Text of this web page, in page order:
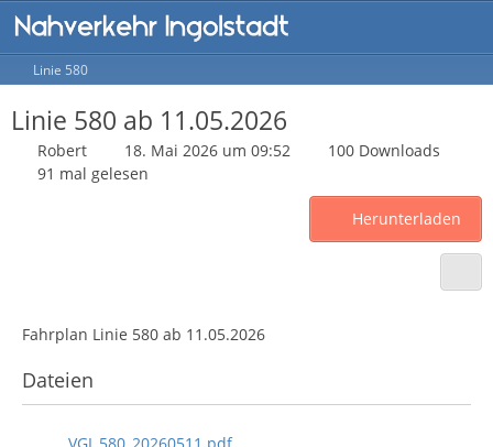
Linie 580
Linie 580 ab 11.05.2026
Robert 18. Mai 2026 um 09:52
100 Downloads
91 mal gelesen
Herunterladen
Fahrplan Linie 580 ab 11.05.2026
Dateien